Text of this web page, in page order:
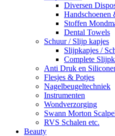
Diversen
Handschoenen
Stoffen
Dental Towels
Schuur / Slijp kapjes
Slijpkapjes /
Complete
Anti Druk en
Flesjes & Potjes
Nagelbeugeltechniek
Instrumenten
Wondverzorging
Swann Morton
RVS Schalen etc.
Beauty